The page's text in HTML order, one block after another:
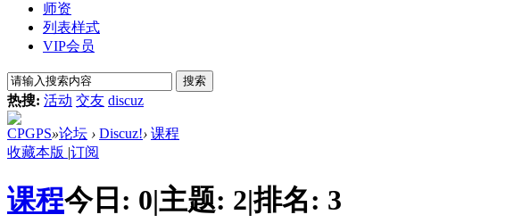
师资
列表样式
VIP会员
搜索
热搜: 活动 交友 discuz
CPGPS»论坛 › Discuz!› 课程
收藏本版 |订阅
课程今日: 0|主题: 2|排名: 3